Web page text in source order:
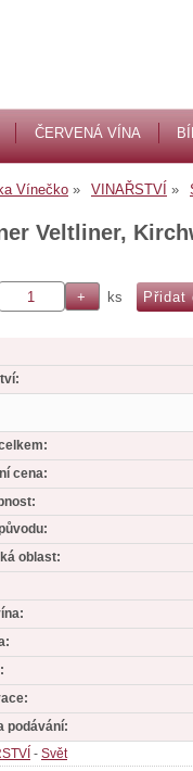
ČERVENÁ VÍNA
Vínečko VINAŘSTVÍ
Veltliner,
ks
cena:
oblast:
podávání:
- Svět